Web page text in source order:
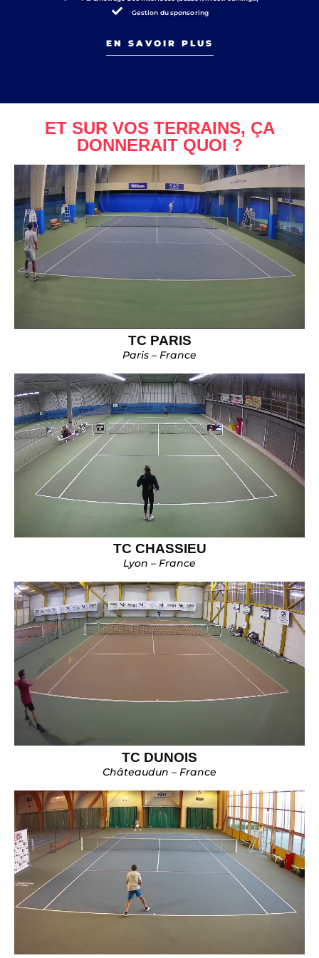
Gestion du sponsoring
EN SAVOIR PLUS
ET SUR VOS TERRAINS, ÇA
DONNERAIT QUOI ?
TC PARIS
Paris – France
TC CHASSIEU
Lyon – France
TC DUNOIS
Châteaudun – France